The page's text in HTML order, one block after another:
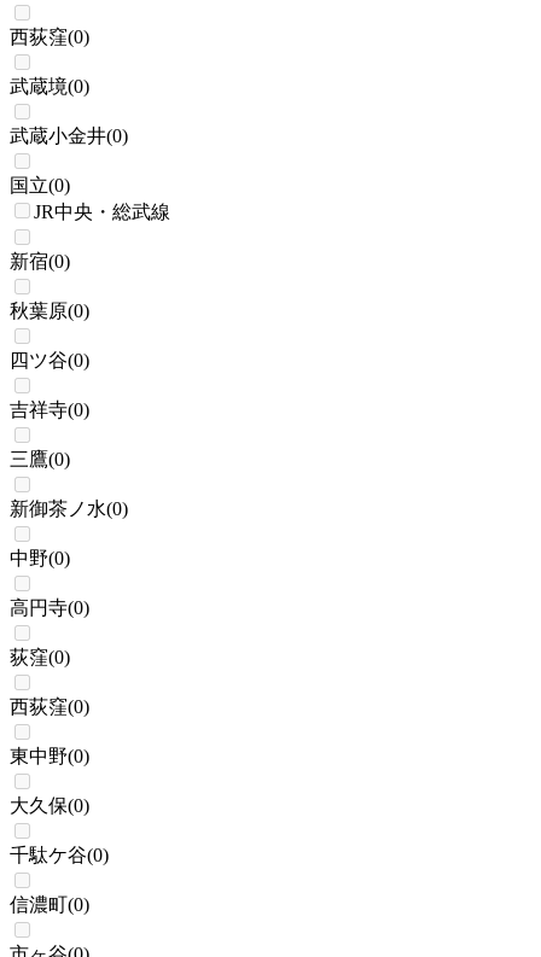
西荻窪(0)
武蔵境(0)
武蔵小金井(0)
国立(0)
JR中央・総武線
新宿(0)
秋葉原(0)
四ツ谷(0)
吉祥寺(0)
三鷹(0)
新御茶ノ水(0)
中野(0)
高円寺(0)
荻窪(0)
西荻窪(0)
東中野(0)
大久保(0)
千駄ケ谷(0)
信濃町(0)